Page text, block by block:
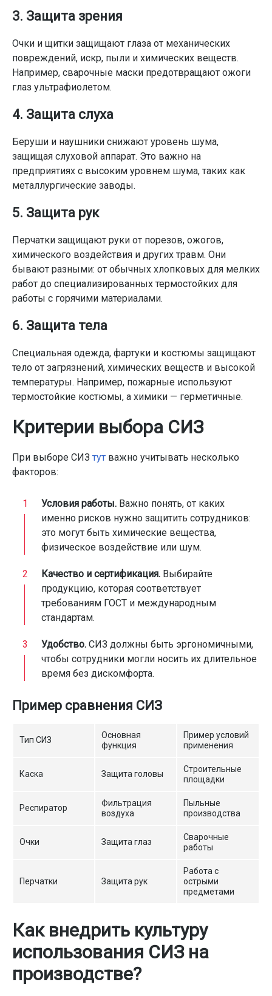
3. Защита зрения
Очки и щитки защищают глаза от механических
повреждений, искр, пыли и химических веществ.
Например, сварочные маски предотвращают ожоги
глаз ультрафиолетом.
4. Защита слуха
Беруши и наушники снижают уровень шума,
защищая слуховой аппарат. Это важно на
предприятиях с высоким уровнем шума, таких как
металлургические заводы.
5. Защита рук
Перчатки защищают руки от порезов, ожогов,
химического воздействия и других травм. Они
бывают разными: от обычных хлопковых для мелких
работ до специализированных термостойких для
работы с горячими материалами.
6. Защита тела
Специальная одежда, фартуки и костюмы защищают
тело от загрязнений, химических веществ и высокой
температуры. Например, пожарные используют
термостойкие костюмы, а химики — герметичные.
Критерии выбора СИЗ
При выборе СИЗ тут важно учитывать несколько
факторов:
Условия работы. Важно понять, от каких
именно рисков нужно защитить сотрудников:
это могут быть химические вещества,
физическое воздействие или шум.
Качество и сертификация. Выбирайте
продукцию, которая соответствует
требованиям ГОСТ и международным
стандартам.
Удобство. СИЗ должны быть эргономичными,
чтобы сотрудники могли носить их длительное
время без дискомфорта.
Пример сравнения СИЗ
Тип СИЗ
Основная
функция
Пример условий
применения
Каска Защита головы
Строительные
площадки
Респиратор
Фильтрация
воздуха
Пыльные
производства
Очки Защита глаз
Сварочные
работы
Перчатки Защита рук
Работа с
острыми
предметами
Как внедрить культуру
использования СИЗ на
производстве?